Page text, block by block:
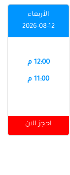
الأربعاء
2026-08-12
12:00 م
11:00 م
احجز الان